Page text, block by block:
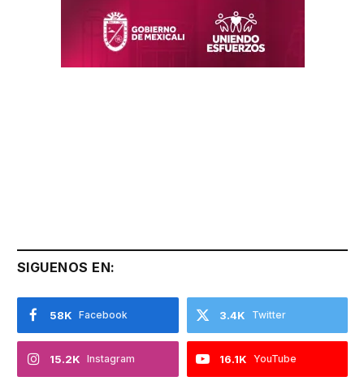
SIGUENOS EN:
Facebook
58K Twitter
3.4K
Instagram
15.2K YouTube
16.1K